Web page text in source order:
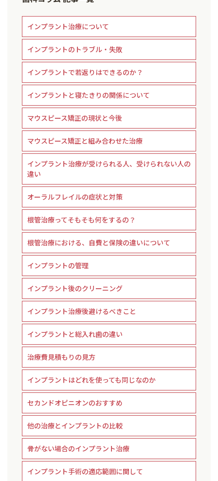
インプラント治療について
インプラントのトラブル・失敗
インプラントで若返りはできるのか？
インプラントと寝たきりの関係について
マウスピース矯正の現状と今後
マウスピース矯正と組み合わせた治療
インプラント治療が受けられる人、受けられない人の
違い
オーラルフレイルの症状と対策
根管治療ってそもそも何をするの？
根管治療における、自費と保険の違いについて
インプラントの管理
インプラント後のクリーニング
インプラント治療後避けるべきこと
インプラントと総入れ歯の違い
治療費見積もりの見方
インプラントはどれを使っても同じなのか
セカンドオピニオンのおすすめ
他の治療とインプラントの比較
骨がない場合のインプラント治療
インプラント手術の適応範囲に関して